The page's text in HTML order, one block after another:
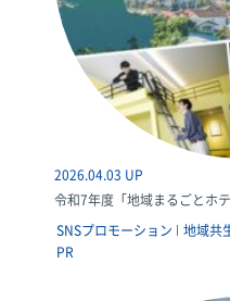
2026.04.03 UP
令和7年度「地域まるごとホ
SNSプロモーション
地域共
PR